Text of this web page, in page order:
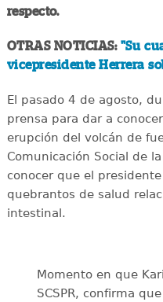
respecto.
OTRAS NOTICIAS: "Su
vicepresidente Herrera
El pasado 4 de agosto,
prensa para dar a
erupción del volcán de
Comunicación Social de
conocer que el
quebrantos de salud
intestinal.
Momento en que
SCSPR, confirma